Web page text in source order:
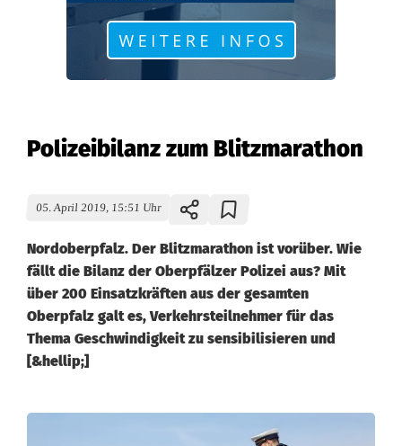
Polizeibilanz zum Blitzmarathon
05. April 2019, 15:51 Uhr
Nordoberpfalz. Der Blitzmarathon ist vorüber. Wie
fällt die Bilanz der Oberpfälzer Polizei aus? Mit
über 200 Einsatzkräften aus der gesamten
Oberpfalz galt es, Verkehrsteilnehmer für das
Thema Geschwindigkeit zu sensibilisieren und
[&hellip;]